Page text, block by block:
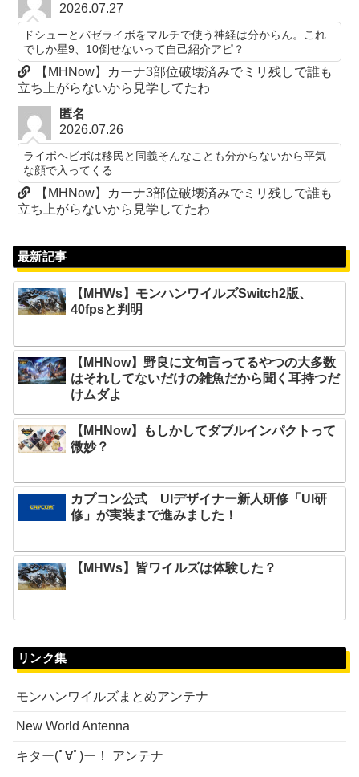
2026.07.27
ドシューとバゼライボをマルチで使う神経は分からん。これ
でしか星9、10倒せないって自己紹介アピ？
【MHNow】カーナ3部位破壊済みでミリ残しで誰も
立ち上がらないから見学してたわ
匿名
2026.07.26
ライボヘビボは移民と同義そんなことも分からないから平気
な顔で入ってくる
【MHNow】カーナ3部位破壊済みでミリ残しで誰も
立ち上がらないから見学してたわ
最新記事
【MHWs】モンハンワイルズSwitch2版、
40fpsと判明
【MHNow】野良に文句言ってるやつの大多数
はそれしてないだけの雑魚だから聞く耳持つだ
けムダよ
【MHNow】もしかしてダブルインパクトって
微妙？
カプコン公式 UIデザイナー新人研修「UI研
修」が実装まで進みました！
【MHWs】皆ワイルズは体験した？
リンク集
モンハンワイルズまとめアンテナ
New World Antenna
キター(ﾟ∀ﾟ)ー！ アンテナ